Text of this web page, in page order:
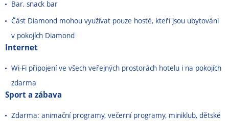
Bar, snack bar
Část Diamond mohou využívat pouze hosté, kteří jsou ubytováni
v pokojích Diamond
Internet
Wi-Fi připojení ve všech veřejných prostorách hotelu i na pokojích
zdarma
Sport a zábava
Zdarma: animační programy, večerní programy, miniklub, dětské